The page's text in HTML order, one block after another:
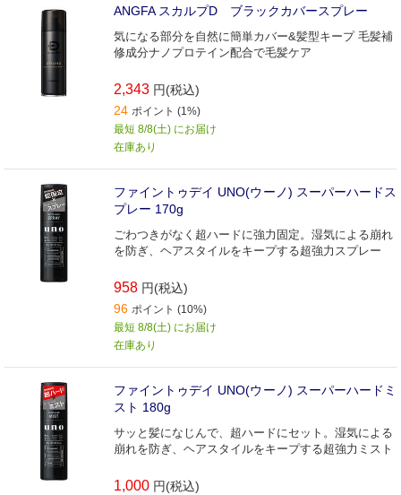
ANGFA スカルプD ブラックカバースプレー
気になる部分を自然に簡単カバー&髪型キープ 毛髪補
修成分ナノプロテイン配合で毛髪ケア
2,343 円(税込)
24 ポイント (1%)
最短 8/8(土) にお届け
在庫あり
ファイントゥデイ UNO(ウーノ) スーパーハードス
プレー 170g
ごわつきがなく超ハードに強力固定。湿気による崩れ
を防ぎ、ヘアスタイルをキープする超強力スプレー
958 円(税込)
96 ポイント (10%)
最短 8/8(土) にお届け
在庫あり
ファイントゥデイ UNO(ウーノ) スーパーハードミ
スト 180g
サッと髪になじんで、超ハードにセット。湿気による
崩れを防ぎ、ヘアスタイルをキープする超強力ミスト
1,000 円(税込)